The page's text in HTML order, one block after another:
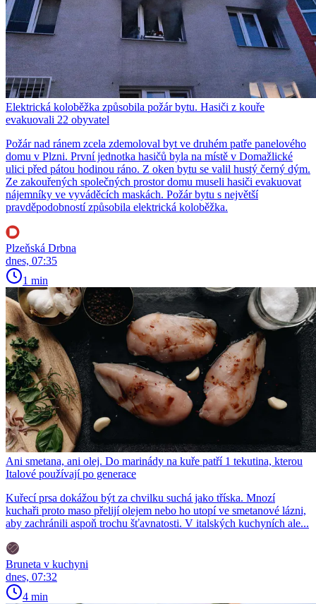
Elektrická koloběžka způsobila požár bytu. Hasiči z kouře
evakuovali 22 obyvatel
Požár nad ránem zcela zdemoloval byt ve druhém patře panelového
domu v Plzni. První jednotka hasičů byla na místě v Domažlické
ulici před pátou hodinou ráno. Z oken bytu se valil hustý černý dým.
Ze zakouřených společných prostor domu museli hasiči evakuovat
nájemníky ve vyváděcích maskách. Požár bytu s největší
pravděpodobností způsobila elektrická koloběžka.
Plzeňská Drbna
dnes, 07:35
1 min
Ani smetana, ani olej. Do marinády na kuře patří 1 tekutina, kterou
Italové používají po generace
Kuřecí prsa dokážou být za chvilku suchá jako tříska. Mnozí
kuchaři proto maso přelijí olejem nebo ho utopí ve smetanové lázni,
aby zachránili aspoň trochu šťavnatosti. V italských kuchyních ale...
Bruneta v kuchyni
dnes, 07:32
4 min